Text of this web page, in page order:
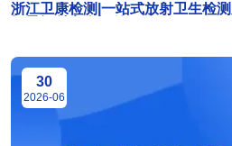
浙江卫康检测|一站式放射卫生检
30
2026-06